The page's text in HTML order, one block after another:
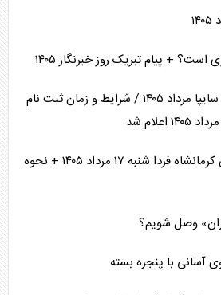
جدیدترین پیش فروش سایپا مرداد ۱۴۰۵ / شرایط و زمان ثبت نام
شد
جدول قطعی برق استان کرمانشاه فردا شنبه ۱۷ مرداد ۱۴۰۵ + نحوه
وصل شویم؟
آسانی با پنجره بسته